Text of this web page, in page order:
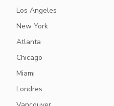
Los Angeles
New York
Atlanta
Chicago
Miami
Londres